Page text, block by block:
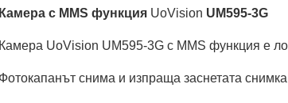
За подаръци
Архивни продукти
с MMS функция UoVision UM595-3G
UoVision UM595-3G с MMS функция е
снима и изпраща заснетата